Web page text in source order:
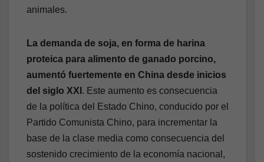
animales.
La demanda de soja, en forma de harina
proteica para alimento de ganado porcino,
aumentó fuertemente en China desde inicios
del siglo XXI . Este aumento es consecuencia
de la política del Estado Chino, conducido por el
Partido Comunista Chino, para incrementar la
base de la clase media como consecuencia del
sostenido crecimiento de la economía nacional,